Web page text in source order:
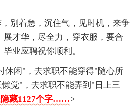
别着急，沉住气，见时机，来争
才华，尽全力，穿衣服，要合
业应聘祝你顺利。
休闲"，去求职不能穿得"随心所
觉"，去求职不能弄到"日上三
藏1127个字……>